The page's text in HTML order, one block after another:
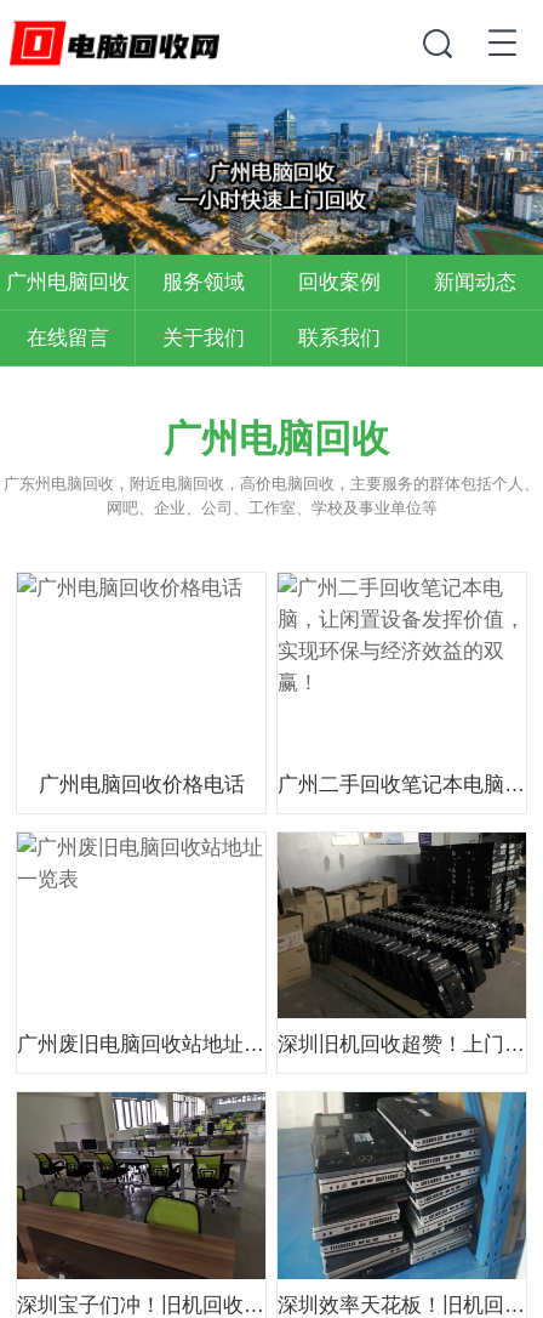
广州电脑回收 服务领域 回收案例 新闻动态
在线留言 关于我们 联系我们
广州电脑回收
广东州电脑回收，附近电脑回收，高价电脑回收，主要服务的群体包括个人、
网吧、企业、公司、工作室、学校及事业单位等
广州电脑回收价格电话 广州二手回收笔记本电脑，让闲置设备发挥价值，实现环保与经济效益的双赢！
广州废旧电脑回收站地址一览表 深圳旧机回收超赞！上门服务，价格透明又实惠
深圳宝子们冲！旧机回收换购，超值福利别错过 深圳效率天花板！旧机回收快速估价，秒到账绝了